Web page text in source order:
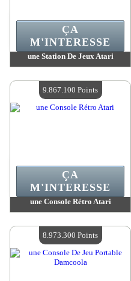
une Station De Jeux Atari
Quantité Disponible :4
ÇA
M'INTERESSE
une Console Rétro Atari
Quantité Disponible :4
ÇA
M'INTERESSE
9.867.100 Points
8.973.300 Points